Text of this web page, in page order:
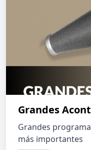
Grandes
Grandes
más importantes